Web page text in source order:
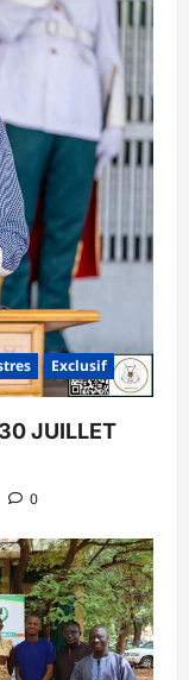
Exclusif
JUILLET
0